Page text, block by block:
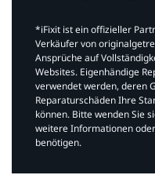
*iFixit ist ein offizieller
Verkäufer von
Ansprüche auf
Websites. Eigenhändige
verwendet werden, deren
Reparaturschäden Ihre
können. Bitte wenden Sie
weitere Informationen
benötigen.​